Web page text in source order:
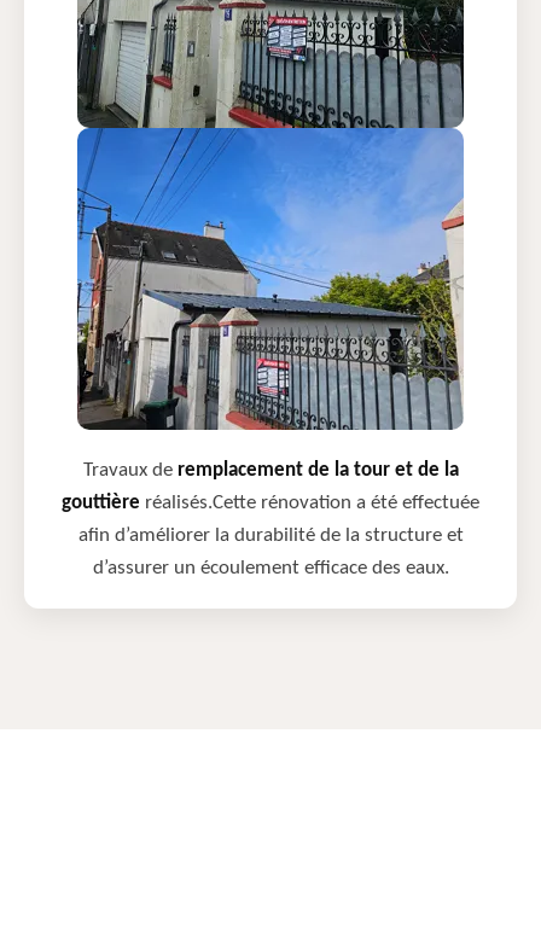
Travaux de remplacement de la tour et de la
gouttière réalisés.Cette rénovation a été effectuée
afin d’améliorer la durabilité de la structure et
d’assurer un écoulement efficace des eaux.